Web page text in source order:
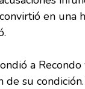
en
a Recondo
de su